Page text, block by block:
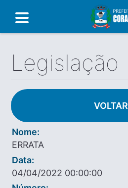
Legislação
VOLTAR
Nome:
ERRATA
Data:
04/04/2022 00:00:00